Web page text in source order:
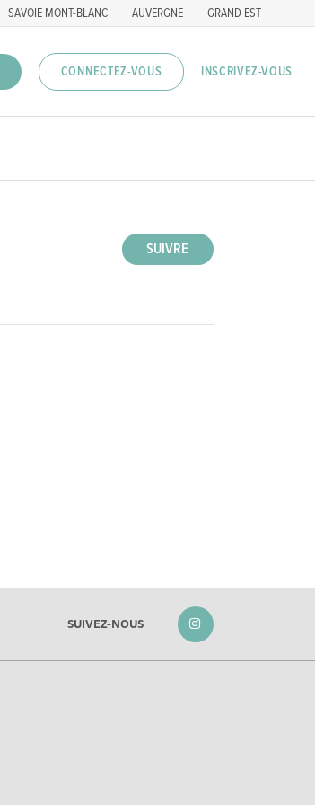
SAVOIE MONT-BLANC AUVERGNE
GRAND EST
CONNECTEZ-VOUS INSCRIVEZ-VOUS
SUIVRE
SUIVEZ-NOUS